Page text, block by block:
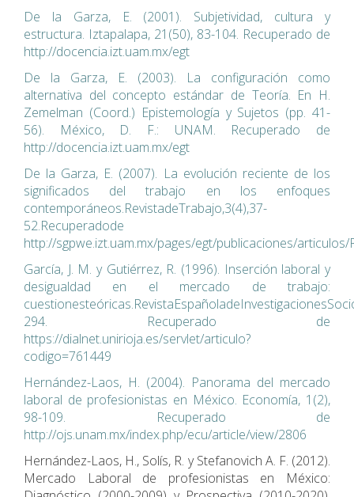
De la Garza, E. (2001). Subjetividad, cultura y
estructura. Iztapalapa, 21(50), 83-104. Recuperado de
http://docencia.izt.uam.mx/egt
De la Garza, E. (2003). La configuración como
alternativa del concepto estándar de Teoría. En H.
Zemelman (Coord.) Epistemología y Sujetos (pp. 41-
56). México, D. F.: UNAM. Recuperado de
http://docencia.izt.uam.mx/egt
De la Garza, E. (2007). La evolución reciente de los
significados del trabajo en los enfoques
contemporáneos.RevistadeTrabajo,3(4),37-
52.Recuperadode
http://sgpwe.izt.uam.mx/pages/egt/publicaciones/
García, J. M. y Gutiérrez, R. (1996). Inserción laboral y
desigualdad en el mercado de trabajo:
294. Recuperado de
https://dialnet.unirioja.es/servlet/articulo?
codigo=761449
Hernández-Laos, H. (2004). Panorama del mercado
laboral de profesionistas en México. Economía, 1(2),
98-109. Recuperado de
http://ojs.unam.mx/index.php/ecu/article/view/2806
Hernández-Laos, H., Solís, R. y Stefanovich A. F. (2012).
Mercado Laboral de profesionistas en México: